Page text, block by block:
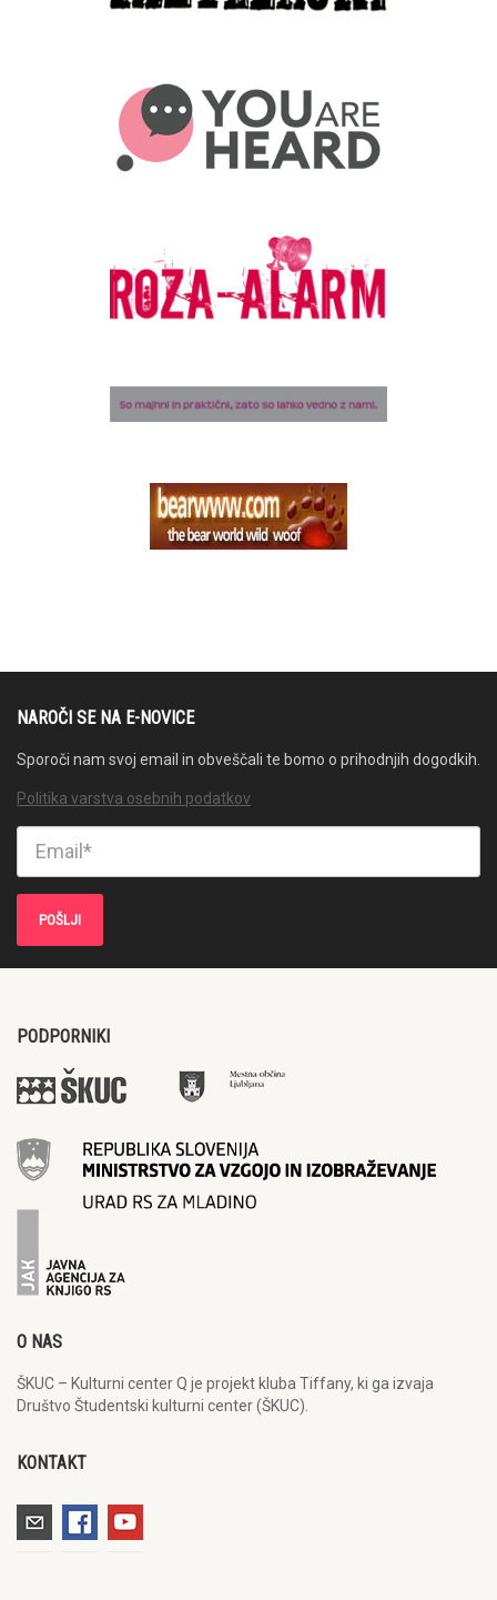
NAROČI SE NA E-NOVICE
Sporoči nam svoj email in obveščali te bomo o prihodnjih dogodkih.
Politika varstva osebnih podatkov
PODPORNIKI
O NAS
ŠKUC – Kulturni center Q je projekt kluba Tiffany, ki ga izvaja
Društvo Študentski kulturni center (ŠKUC).
KONTAKT